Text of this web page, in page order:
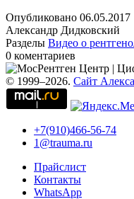
Опубликовано 06.05.2017
Александр Дидковский
Разделы Видео о
0 коментариев
© 1999–2026. Сайт
+7(910)466-56-74
1@trauma.ru
Прайслист
Контакты
WhatsApp